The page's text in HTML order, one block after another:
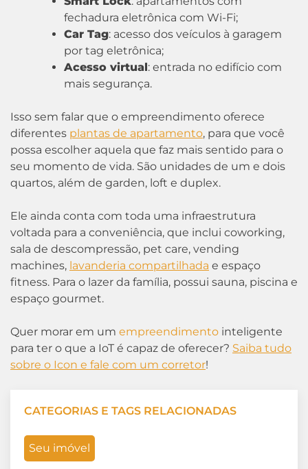
fechadura eletrônica com Wi-Fi;
Car Tag: acesso dos veículos à garagem
por tag eletrônica;
Acesso virtual: entrada no edifício com
mais segurança.
Isso sem falar que o empreendimento oferece
diferentes plantas de apartamento, para que você
possa escolher aquela que faz mais sentido para o
seu momento de vida. São unidades de um e dois
quartos, além de garden, loft e duplex.
Ele ainda conta com toda uma infraestrutura
voltada para a conveniência, que inclui coworking,
sala de descompressão, pet care, vending
machines, lavanderia compartilhada e espaço
fitness. Para o lazer da família, possui sauna, piscina e
espaço gourmet.
Quer morar em um empreendimento inteligente
para ter o que a IoT é capaz de oferecer? Saiba tudo
sobre o Icon e fale com um corretor!
CATEGORIAS E TAGS RELACIONADAS
Seu imóvel